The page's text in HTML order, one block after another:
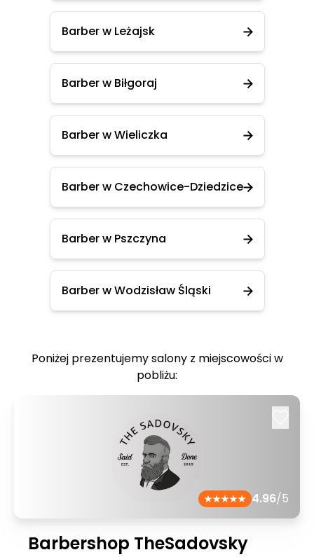
Barber w Leżajsk
Barber w Biłgoraj
Barber w Wieliczka
Barber w Czechowice-Dziedzice
Barber w Pszczyna
Barber w Wodzisław Śląski
Poniżej prezentujemy salony z miejscowości w
pobliżu:
4.96/5
Barbershop TheSadovsky